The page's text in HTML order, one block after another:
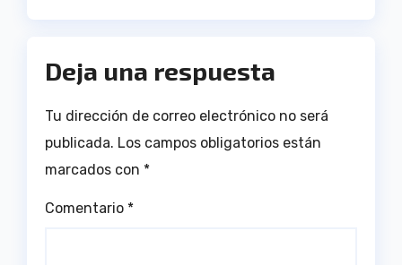
Deja una respuesta
Tu dirección de correo electrónico no será
publicada. Los campos obligatorios están
marcados con *
Comentario *